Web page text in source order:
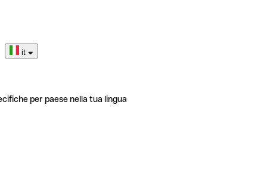
it
per paese nella tua lingua